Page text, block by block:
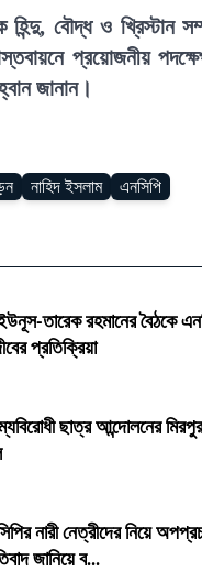
বৌদ্ধ ও খ্রিস্টান
প্রয়োজনীয়
জানান।
নাহিদ ইসলাম এনসিপি
তারেক রহমানের বৈঠকে
প্রতিক্রিয়া
ছাত্র আন্দোলনের
নারী নেত্রীদের নিয়ে
জানিয়ে ব...